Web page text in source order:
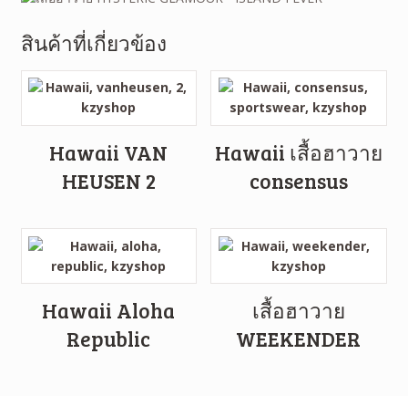
สินค้าที่เกี่ยวข้อง
Hawaii VAN
HEUSEN 2
Hawaii เสื้อฮาวาย
consensus
Hawaii Aloha
Republic
เสื้อฮาวาย
WEEKENDER